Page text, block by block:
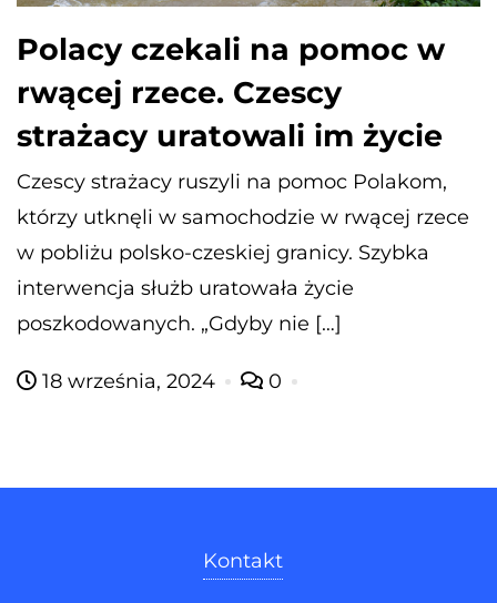
Polacy czekali na pomoc w
rwącej rzece. Czescy
strażacy uratowali im życie
Czescy strażacy ruszyli na pomoc Polakom,
którzy utknęli w samochodzie w rwącej rzece
w pobliżu polsko-czeskiej granicy. Szybka
interwencja służb uratowała życie
poszkodowanych. „Gdyby nie […]
18 września, 2024 0
Kontakt